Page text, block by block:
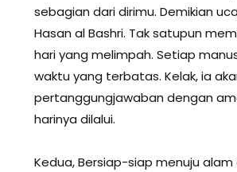
sebagian dari dirimu. Demikian
Hasan al Bashri. Tak satupun
hari yang melimpah. Setiap
waktu yang terbatas. Kelak, ia
pertanggungjawaban dengan
harinya dilalui.
Kedua, Bersiap-siap menuju alam